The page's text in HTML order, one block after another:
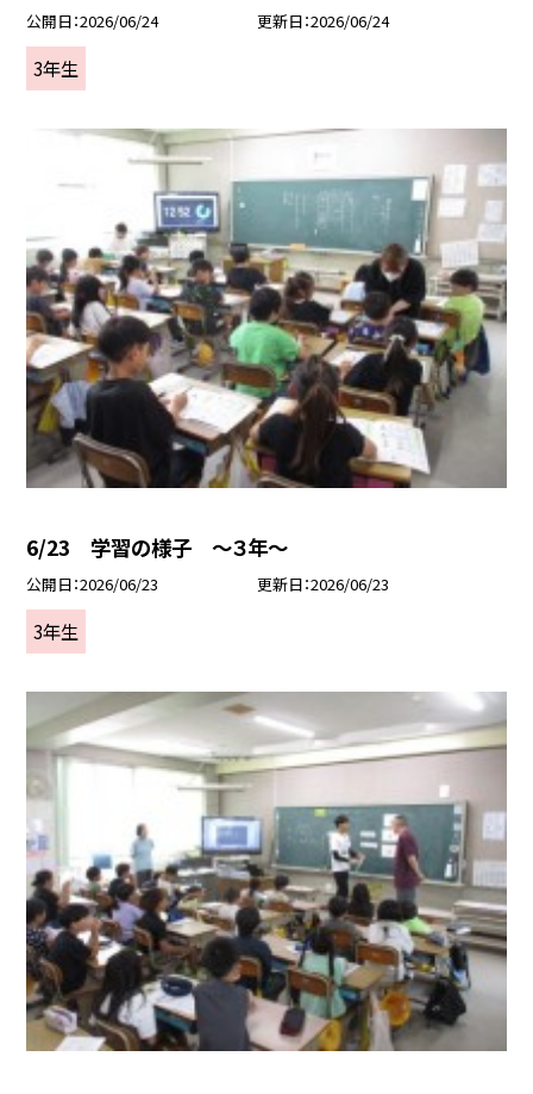
公開日 2026/06/24 更新日 2026/06/24
3年生
6/23 学習の様子 ～３年～
公開日 2026/06/23 更新日 2026/06/23
3年生